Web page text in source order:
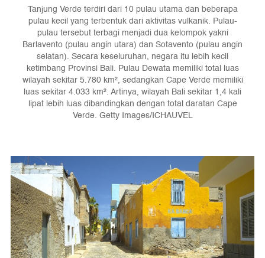
Tanjung Verde terdiri dari 10 pulau utama dan beberapa
pulau kecil yang terbentuk dari aktivitas vulkanik. Pulau-
pulau tersebut terbagi menjadi dua kelompok yakni
Barlavento (pulau angin utara) dan Sotavento (pulau angin
selatan). Secara keseluruhan, negara itu lebih kecil
ketimbang Provinsi Bali. Pulau Dewata memiliki total luas
wilayah sekitar 5.780 km², sedangkan Cape Verde memiliki
luas sekitar 4.033 km². Artinya, wilayah Bali sekitar 1,4 kali
lipat lebih luas dibandingkan dengan total daratan Cape
Verde. Getty Images/ICHAUVEL